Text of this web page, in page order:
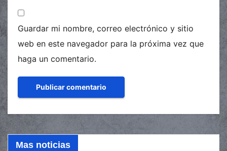
Guardar mi nombre, correo electrónico y sitio
web en este navegador para la próxima vez que
haga un comentario.
Mas noticias